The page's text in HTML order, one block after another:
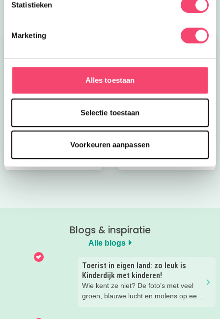
Statistieken
Marketing
Alles toestaan
Selectie toestaan
Voorkeuren aanpassen
Kroon op de taart bij
kinderen!
Blogs & inspiratie
Alle blogs
Toerist in eigen land: zo leuk is
Kinderdijk met kinderen!
Wie kent ze niet? De foto’s met veel
groen, blauwe lucht en molens op een